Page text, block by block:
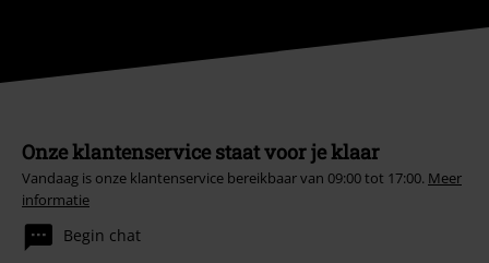
Onze klantenservice staat voor je klaar
Vandaag is onze klantenservice bereikbaar van 09:00 tot 17:00. Meer
informatie
Begin chat